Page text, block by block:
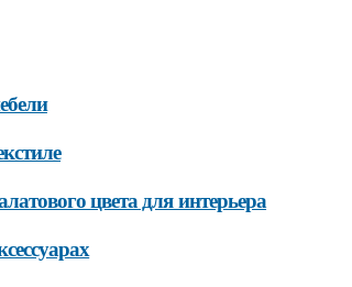
цвета для интерьера